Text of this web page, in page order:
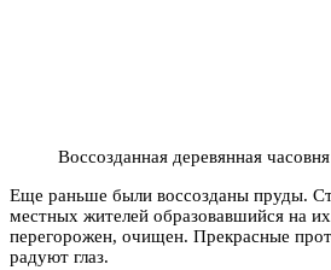
Воссозданная деревянная
Еще раньше были воссозданы пруды.
местных жителей образовавшийся на
перегорожен, очищен. Прекрасные
радуют глаз.